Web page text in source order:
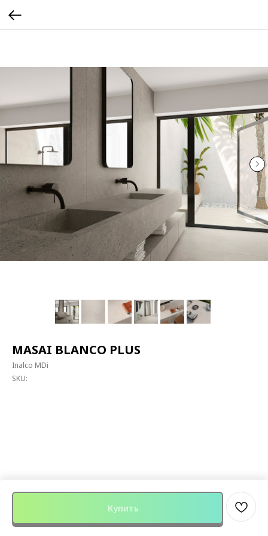
MASAI BLANCO PLUS
Inalco MDi
SKU:
Купить